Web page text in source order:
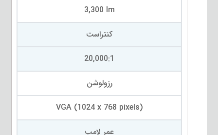
3,300 lm
کنتراست
20,000:1
رزولوشن
VGA (1024 x 768 pixels)
عمر لامپ